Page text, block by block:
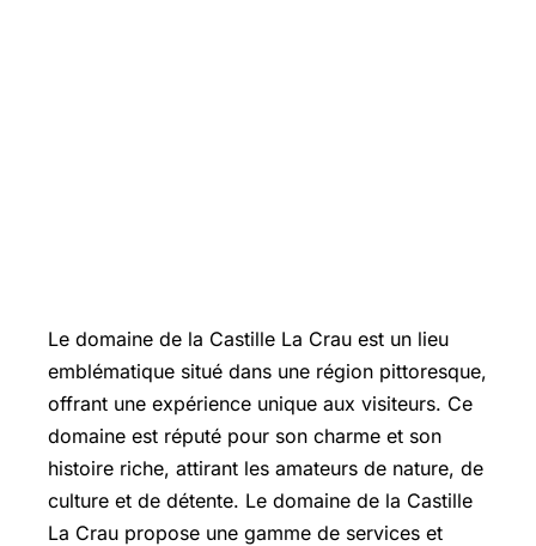
Le domaine de la Castille La Crau est un lieu
emblématique situé dans une région pittoresque,
offrant une expérience unique aux visiteurs. Ce
domaine est réputé pour son charme et son
histoire riche, attirant les amateurs de nature, de
culture et de détente. Le domaine de la Castille
La Crau propose une gamme de services et